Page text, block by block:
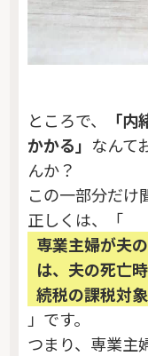
ところで、
「
かかる」 なんて
んか？
この一部分だけ
正しくは、「
専業主婦が夫
は、夫の死亡
続税の課税対
」です。
つまり、専業主